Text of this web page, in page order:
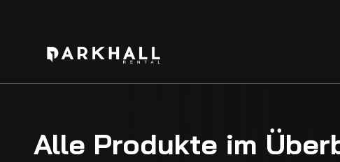
Alle Produkte im